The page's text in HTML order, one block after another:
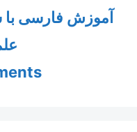
آموزش فارسی با